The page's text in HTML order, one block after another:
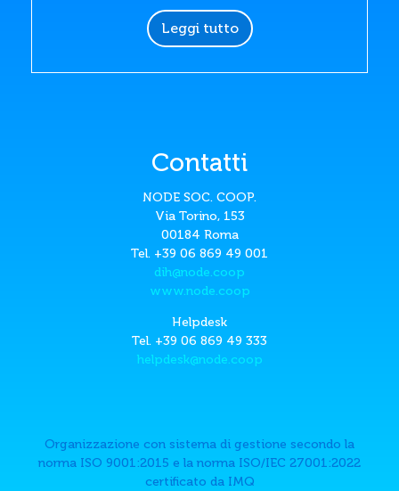
Leggi tutto
Contatti
NODE SOC. COOP.
Via Torino, 153
00184 Roma
Tel. +39 06 869 49 001
dih@node.coop
www.node.coop
Helpdesk
Tel. +39 06 869 49 333
helpdesk@node.coop
Organizzazione con sistema di gestione secondo la
norma ISO 9001:2015 e la norma ISO/IEC 27001:2022
certificato da IMQ